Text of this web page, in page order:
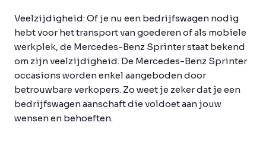
Veelzijdigheid:Of je nu een bedrijfswagen nodig
hebt voor het transport van goederen of als mobiele
werkplek, de Mercedes-Benz Sprinter staat bekend
om zijn veelzijdigheid. De Mercedes-Benz Sprinter
occasions worden enkel aangeboden door
betrouwbare verkopers. Zo weet je zeker dat je een
bedrijfswagen aanschaft die voldoet aan jouw
wensen en behoeften.